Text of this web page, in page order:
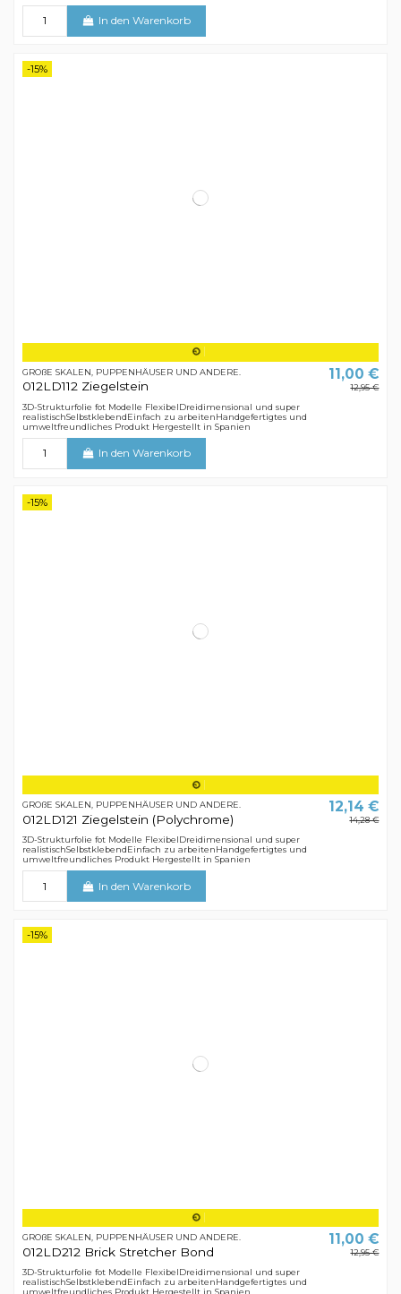
In den Warenkorb
-15%
GROßE SKALEN, PUPPENHÄUSER UND ANDERE.
012LD112 Ziegelstein
11,00 €
12,95 €
3D-Strukturfolie fot Modelle FlexibelDreidimensional und super
realistischSelbstklebendEinfach zu arbeitenHandgefertigtes und
umweltfreundliches Produkt Hergestellt in Spanien
In den Warenkorb
-15%
GROßE SKALEN, PUPPENHÄUSER UND ANDERE.
012LD121 Ziegelstein (Polychrome)
12,14 €
14,28 €
3D-Strukturfolie fot Modelle FlexibelDreidimensional und super
realistischSelbstklebendEinfach zu arbeitenHandgefertigtes und
umweltfreundliches Produkt Hergestellt in Spanien
In den Warenkorb
-15%
GROßE SKALEN, PUPPENHÄUSER UND ANDERE.
012LD212 Brick Stretcher Bond
11,00 €
12,95 €
3D-Strukturfolie fot Modelle FlexibelDreidimensional und super
realistischSelbstklebendEinfach zu arbeitenHandgefertigtes und